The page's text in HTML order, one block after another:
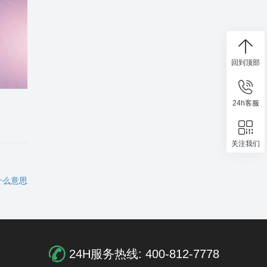
意思
24H服务热线: 400-812-7778
回到顶部
24h客服
关注我们